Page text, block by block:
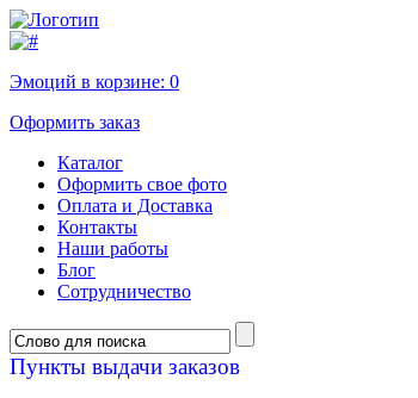
Эмоций в корзине: 0
Оформить заказ
Каталог
Оформить свое фото
Оплата и Доставка
Контакты
Наши работы
Блог
Сотрудничество
Пункты выдачи заказов